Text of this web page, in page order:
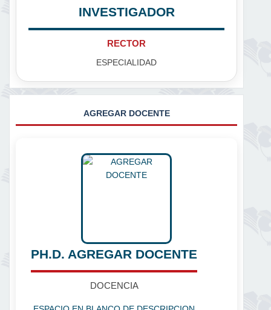
INVESTIGADOR
RECTOR
ESPECIALIDAD
AGREGAR DOCENTE
PH.D. AGREGAR DOCENTE
DOCENCIA